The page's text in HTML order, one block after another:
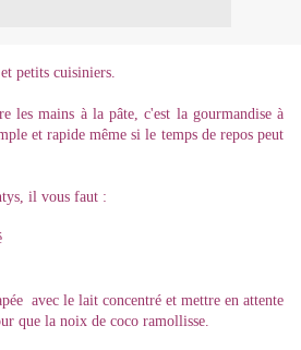
petits cuisiniers.
les mains à la pâte, c'est la gourmandise à
et rapide même si le temps de repos peut
il vous faut :
avec le lait concentré et mettre en attente
que la noix de coco ramollisse.